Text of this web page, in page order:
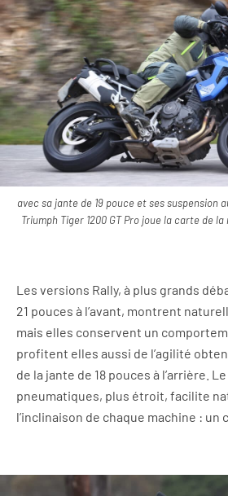
avec sa jante de 19 pouce et ses suspension
Triumph Tiger 1200 GT Pro joue la carte de
Les versions Rally, à plus grands
21 pouces à l’avant, montrent
mais elles conservent un
profitent elles aussi de l’agilité
de la jante de 18 pouces à l’arrière.
pneumatiques, plus étroit, facilite
l’inclinaison de chaque machine : un